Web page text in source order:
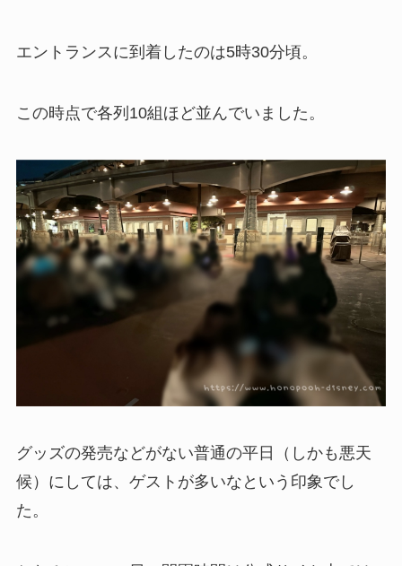
エントランスに到着したのは5時30分頃。
この時点で各列10組ほど並んでいました。
グッズの発売などがない普通の平日（しかも悪天
候）にしては、ゲストが多いなという印象でし
た。